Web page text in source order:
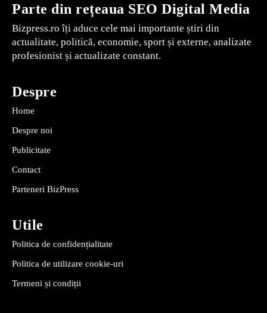
Parte din rețeaua SEO Digital Media
Bizpress.ro îți aduce cele mai importante știri din
actualitate, politică, economie, sport și externe, analizate
profesionist și actualizate constant.
Despre
Home
Despre noi
Publicitate
Contact
Parteneri BizPress
Utile
Politica de confidențialitate
Politica de utilizare cookie-uri
Termeni și condiții